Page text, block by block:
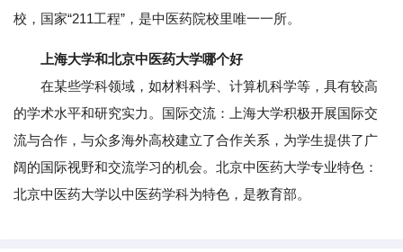
校，国家“211工程”，是中医药院校里唯一一所。
上海大学和北京中医药大学哪个好
在某些学科领域，如材料科学、计算机科学等，具有较高
的学术水平和研究实力。国际交流：上海大学积极开展国际交
流与合作，与众多海外高校建立了合作关系，为学生提供了广
阔的国际视野和交流学习的机会。北京中医药大学专业特色：
北京中医药大学以中医药学科为特色，是教育部。